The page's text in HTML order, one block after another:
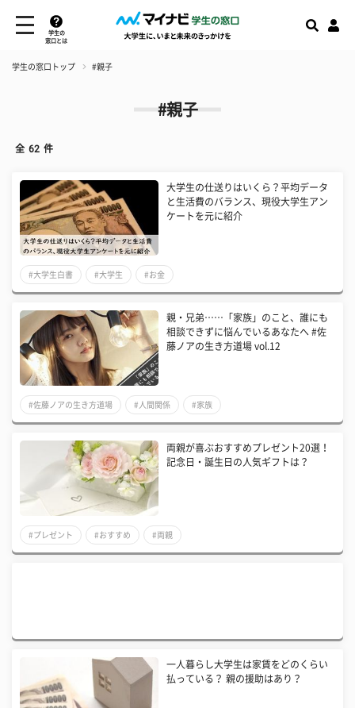
学生の
窓口とは
学生の窓口トップ #親子
#親子
全 62 件
大学生の仕送りはいくら？平均データ
と生活費のバランス、現役大学生アン
ケートを元に紹介
#大学生白書 #大学生 #お金
親・兄弟……「家族」のこと、誰にも
相談できずに悩んでいるあなたへ #佐
藤ノアの生き方道場 vol.12
#佐藤ノアの生き方道場 #人間関係 #家族
両親が喜ぶおすすめプレゼント20選！
記念日・誕生日の人気ギフトは？
#プレゼント #おすすめ #両親
一人暮らし大学生は家賃をどのくらい
払っている？ 親の援助はあり？